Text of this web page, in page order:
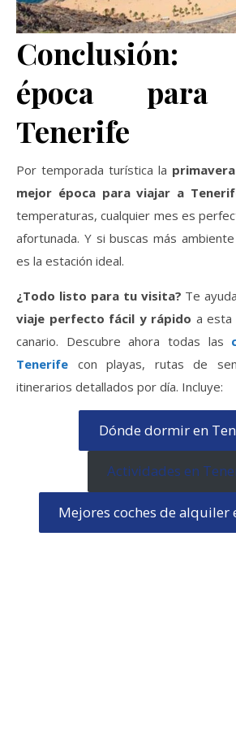
época
Tenerife
Por temporada turística la
mejor época para viajar a
temperaturas, cualquier mes es
afortunada. Y si buscas más
es la estación ideal.
¿Todo listo para tu visita? Te
viaje perfecto fácil y rápido a esta
canario. Descubre ahora todas las
Tenerife con playas, rutas de
itinerarios detallados por día. Incluye:
Dónde dormir en
Actividades en
Mejores coches de alquiler